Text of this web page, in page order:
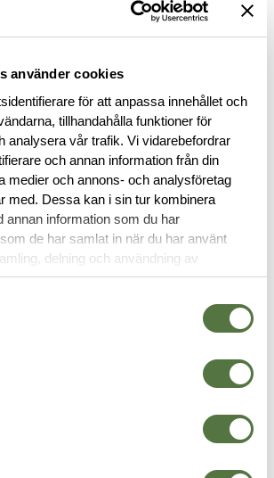
använder cookies
för att anpassa innehållet och
tillhandahålla funktioner för
analysera vår trafik. Vi vidarebefordrar
och annan information från din
medier och annons- och analysföretag
med. Dessa kan i sin tur kombinera
annan information som du har
de har samlat in när du har använt
delning och användning av
användas för personalisering av